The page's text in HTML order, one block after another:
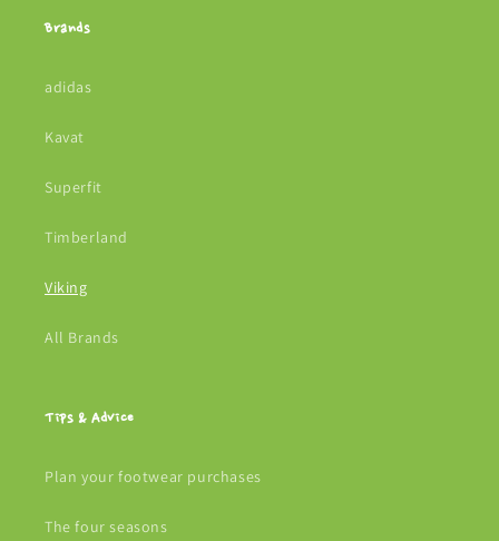
Brands
adidas
Kavat
Superfit
Timberland
Viking
All Brands
Tips & Advice
Plan your footwear purchases
The four seasons